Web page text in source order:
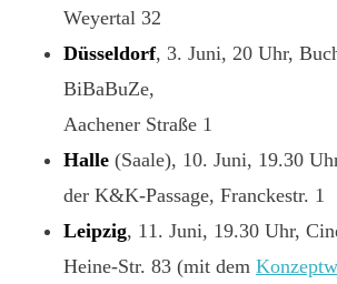
Weyertal 32
Düsseldorf, 3. Juni, 20 Uhr,
BiBaBuZe,
Aachener Straße 1
Halle(Saale), 10. Juni, 19.30
der K&K-Passage, Franckestr. 1
Leipzig, 11. Juni, 19.30 Uhr,
Heine-Str. 83 (mit dem